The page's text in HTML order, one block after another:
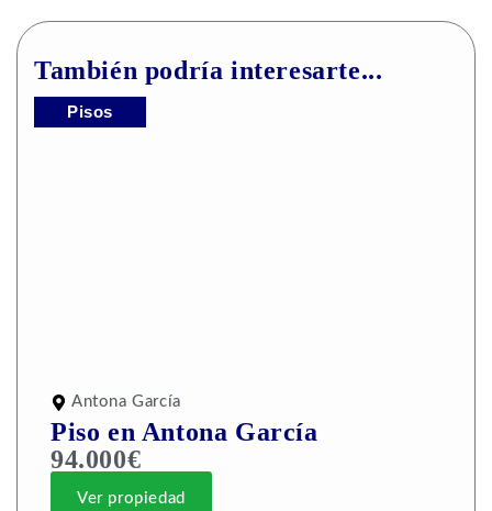
También podría interesarte...
Pisos
Antona García
Piso en Antona García
94.000€
Ver propiedad